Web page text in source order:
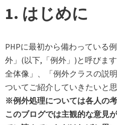
1. はじめに
PHPに最初から備わっている
外」(以下,「例外」)と呼びま
全体像」、「例外クラスの説
ついてご紹介していきたいと思
※例外処理については各人の
このブログでは主観的な意見